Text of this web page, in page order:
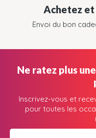
Achetez et
Envoi du bon
Ne ratez plus
Inscrivez-vous et
pour toutes les